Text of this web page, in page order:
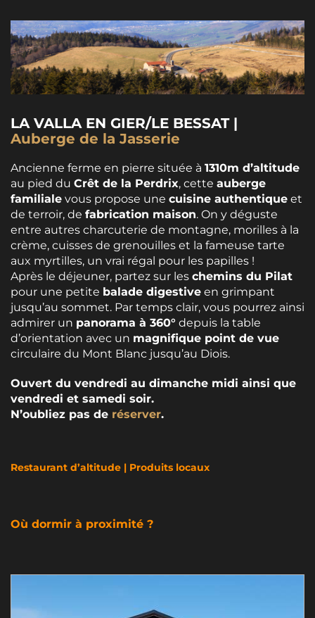
​LA VALLA EN GIER/LE BESSAT |
Auberge de la Jasserie
Ancienne ferme en pierre située à 1310m d’altitude
au pied du Crêt de la Perdrix, cette auberge
familiale vous propose une cuisine authentique et
de terroir, de fabrication maison. On y déguste
entre autres charcuterie de montagne, morilles à la
crème, cuisses de grenouilles et la fameuse tarte
aux myrtilles, un vrai régal pour les papilles !
Après le déjeuner, partez sur les chemins du Pilat
pour une petite balade digestive en grimpant
jusqu’au sommet. Par temps clair, vous pourrez ainsi
admirer un panorama à 360° depuis la table
d’orientation avec un magnifique point de vue
circulaire du Mont Blanc jusqu’au Diois.
Ouvert du vendredi au dimanche midi ainsi que
vendredi et samedi soir.
N’oubliez pas de réserver.
Restaurant d’altitude | Produits locaux
Où dormir à proximité ?